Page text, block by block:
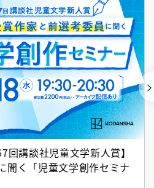
回講談社児童文学新人賞】
聞く「児童文学創作セミナ